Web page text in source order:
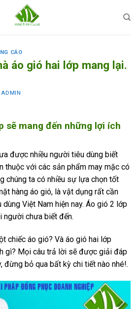
CÁO
áo gió hai lớp mang lại.
ADMIN
sẽ mang đến những lợi ích
được nhiều người tiêu dùng biết
thuộc với các sản phẩm may mặc có
chúng ta có nhiều sự lựa chọn tốt
hàng áo gió, là vật dụng rất cần
Việt Nam hiện nay. Áo gió 2 lớp
người chưa biết đến.
chiếc áo gió? Và áo gió hai lớp
gì? Mọi câu trả lời sẽ được giải đáp
đừng bỏ qua bất kỳ chi tiết nào nhé!.